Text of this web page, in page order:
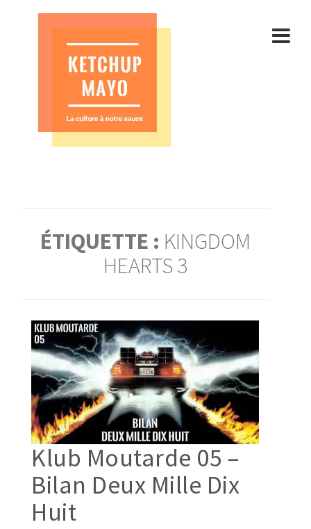
ÉTIQUETTE : KINGDOM
HEARTS 3
Klub Moutarde 05 –
Bilan Deux Mille Dix
Huit